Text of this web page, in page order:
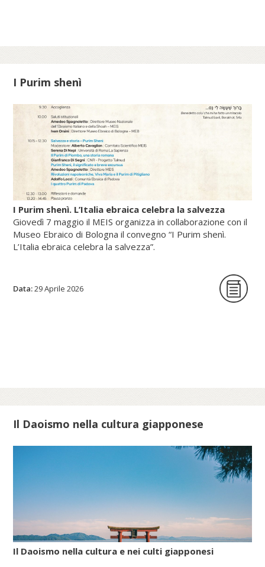
Scopri di più su fscire.it...
I Purim shenì
I Purim shenì. L’Italia ebraica celebra la salvezza
Giovedì 7 maggio il MEIS organizza in collaborazione con il
Museo Ebraico di Bologna il convegno “I Purim shenì.
L’Italia ebraica celebra la salvezza”.
La giornata di studi intende per la prima
volta indagare origine, circostanze storiche
Data:29 Aprile 2026
Il Daoismo nella cultura giapponese
Il Daoismo nella cultura e nei culti giapponesi